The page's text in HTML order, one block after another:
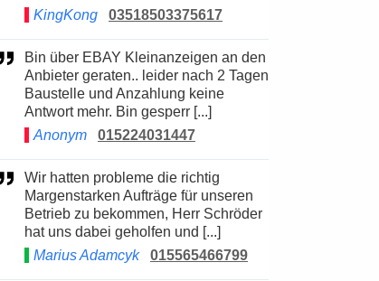
KingKong
03518503375617
Bin über EBAY Kleinanzeigen an den
Anbieter geraten.. leider nach 2 Tagen
Baustelle und Anzahlung keine
Antwort mehr. Bin gesperr [...]
Anonym
015224031447
Wir hatten probleme die richtig
Margenstarken Aufträge für unseren
Betrieb zu bekommen, Herr Schröder
hat uns dabei geholfen und [...]
Marius Adamcyk
015565466799